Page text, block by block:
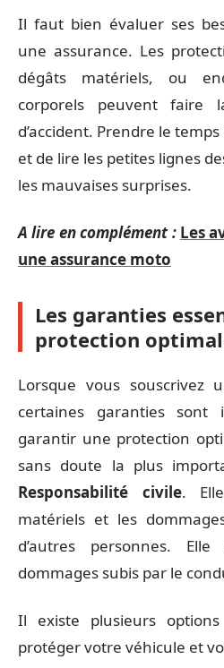
Il faut bien évaluer ses
une assurance. Les
dégâts matériels, ou
corporels peuvent faire
d’accident. Prendre le
et de lire les petites lignes
les mauvaises surprises.
A lire en complément : Les
une assurance moto
Les garanties
protection
Lorsque vous souscrivez
certaines garanties sont
garantir une protection
sans doute la plus
Responsabilité civile.
matériels et les
d’autres personnes.
dommages subis par le
Il existe plusieurs
protéger votre véhicule et